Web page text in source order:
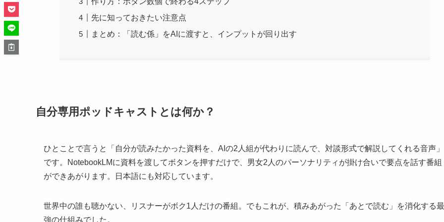
先に知っておきたい注意点
まとめ：「読む係」をAIに渡すと、インプットが回り出す
自分専用ポッドキャストとは何か？
ひとことで言うと「自分が読みたかった資料を、AIの2人組が代わりに読んで、対談形式で解説してくれる音声」
です。NotebookLMに資料を渡してボタンを押すだけで、男女2人のパーソナリティが掛け合いで要点を話す番組
ができあがります。日本語にも対応しています。
世界中の誰も聴かない、リスナーがボク1人だけの番組。でもこれが、積みあがった「あとで読む」を消化する最
強の仕組みでした。